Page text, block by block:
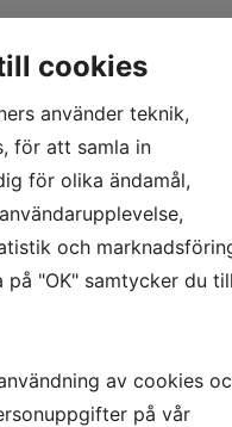
RSK
-
cookies
använder teknik,
för att samla in
för olika ändamål,
och
på "OK" samtycker du
av cookies
på vår